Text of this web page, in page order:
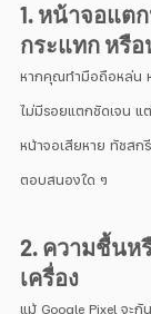
1. หน้าจอแต
กระแทก หรื
หากคุณทำมือถือหล่น
ไม่มีรอยแตกชัดเจน แ
หน้าจอเสียหาย ทัชสก
ตอบสนองใด ๆ
2. ความชื้นห
เครื่อง
แม้ Google Pixel จะ